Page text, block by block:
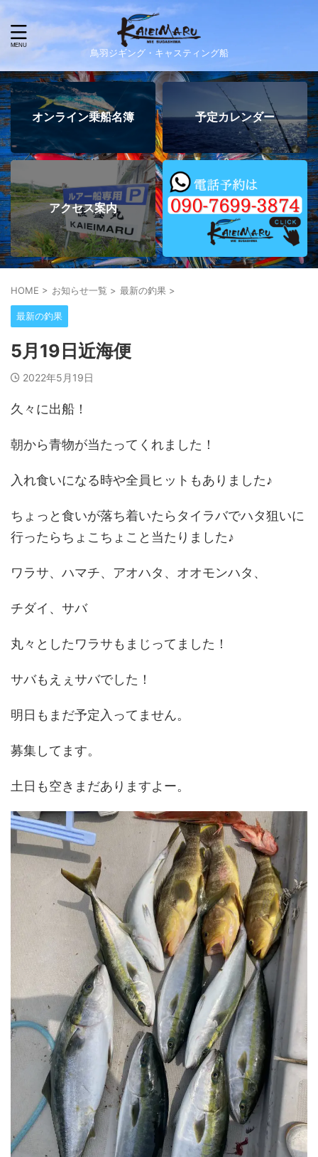
鳥羽ジギング・キャスティング船
オンライン乗船名簿 予定カレンダー
アクセス案内
HOME > お知らせ一覧 > 最新の釣果 >
最新の釣果
5月19日近海便
2022年5月19日
久々に出船！
朝から青物が当たってくれました！
入れ食いになる時や全員ヒットもありました♪
ちょっと食いが落ち着いたらタイラバでハタ狙いに
行ったらちょこちょこと当たりました♪
ワラサ、ハマチ、アオハタ、オオモンハタ、
チダイ、サバ
丸々としたワラサもまじってました！
サバもえぇサバでした！
明日もまだ予定入ってません。
募集してます。
土日も空きまだありますよー。